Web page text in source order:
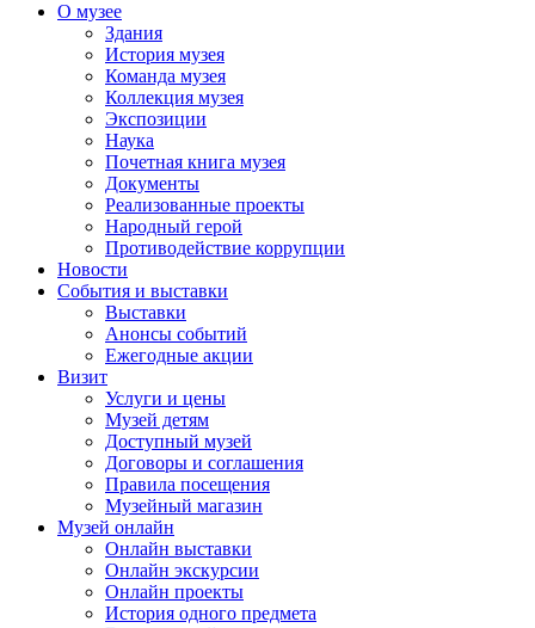
О музее
Здания
История музея
Команда музея
Коллекция музея
Экспозиции
Наука
Почетная книга музея
Документы
Реализованные проекты
Народный герой
Противодействие коррупции
Новости
События и выставки
Выставки
Анонсы событий
Ежегодные акции
Визит
Услуги и цены
Музей детям
Доступный музей
Договоры и соглашения
Правила посещения
Музейный магазин
Музей онлайн
Онлайн выставки
Онлайн экскурсии
Онлайн проекты
История одного предмета